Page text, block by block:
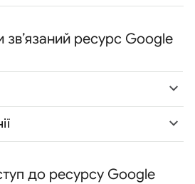
ресурс Google
до ресурсу Google